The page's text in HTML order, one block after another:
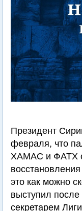
Президент
февраля, что
ХАМАС и ФАТХ
это как можно
выступил
секретарем